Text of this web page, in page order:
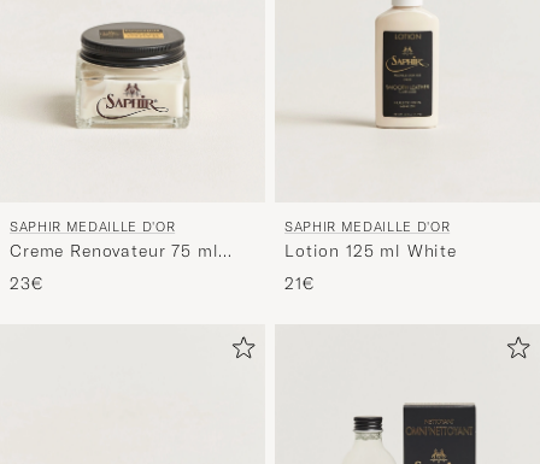
ti.
SAPHIR MEDAILLE D'OR
Creme Renovateur 75 ml
Neutral
23€
SAPHIR MEDAILLE D'OR
Lotion 125 ml White
21€